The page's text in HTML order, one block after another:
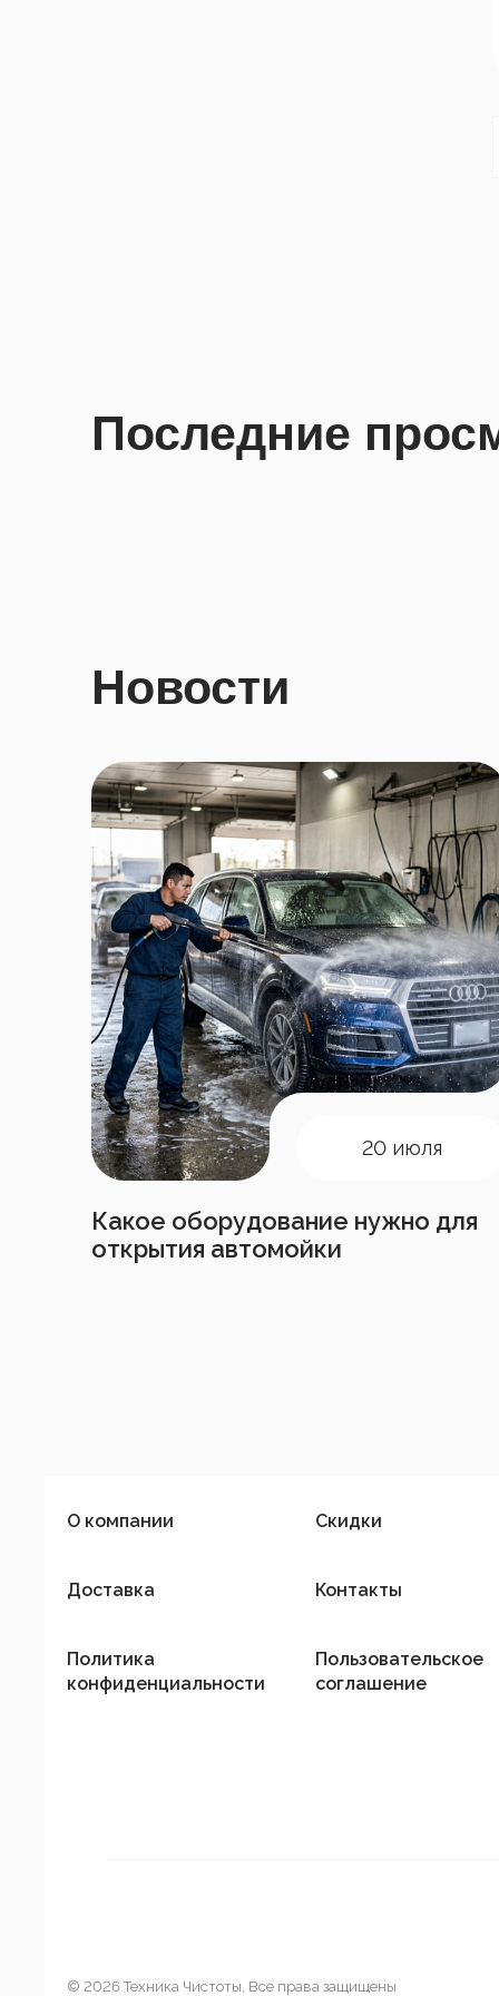
Последние
Новости
20 июля
Какое оборудование нужно для
открытия автомойки
О компании Скидки
Доставка Контакты
Политика
конфиденциальности
Пользовательское
соглашение
© 2026 Техника Чистоты, Все права защищены